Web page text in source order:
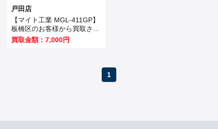
戸田店
【マイト工業 MGL-411GP】
板橋区のお客様から買取させ
て頂きました！
買取金額：7,000円
1